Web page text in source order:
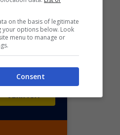
200€
VERIFICA
on the basis of legitimate
your options below. Look
menu to manage or
Consent